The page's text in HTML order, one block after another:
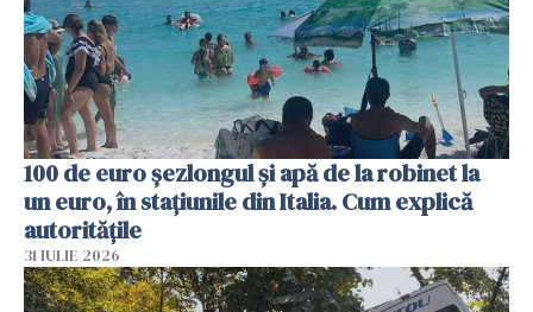
100 de euro șezlongul și apă de la robinet la
un euro, în stațiunile din Italia. Cum explică
autoritățile
31 IULIE 2026